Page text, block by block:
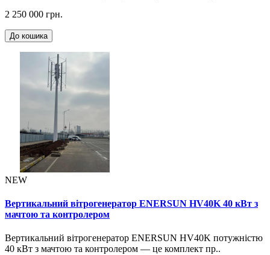
2 250 000 грн.
До кошика
NEW
Вертикальний вітрогенератор ENERSUN HV40K 40 кВт з
мачтою та контролером
Вертикальний вітрогенератор ENERSUN HV40K потужністю
40 кВт з мачтою та контролером — це комплект пр..